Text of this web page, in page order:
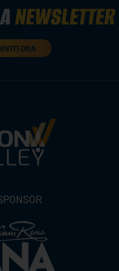
NEWSLETTER
ORA